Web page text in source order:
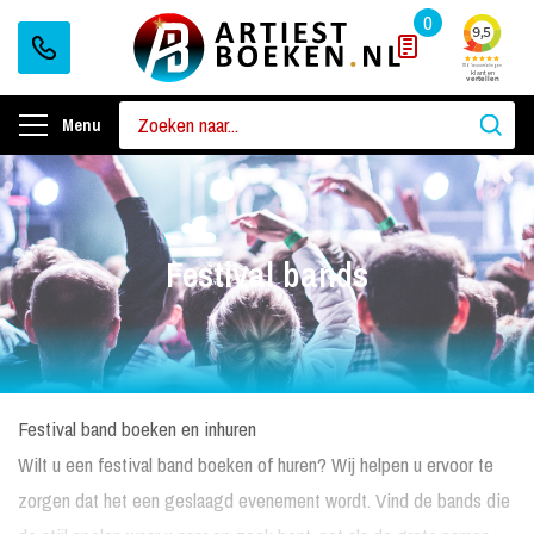
0
Menu
Festival bands
Festival band boeken en inhuren
Wilt u een festival band boeken of huren? Wij helpen u ervoor te
zorgen dat het een geslaagd evenement wordt. Vind de bands die